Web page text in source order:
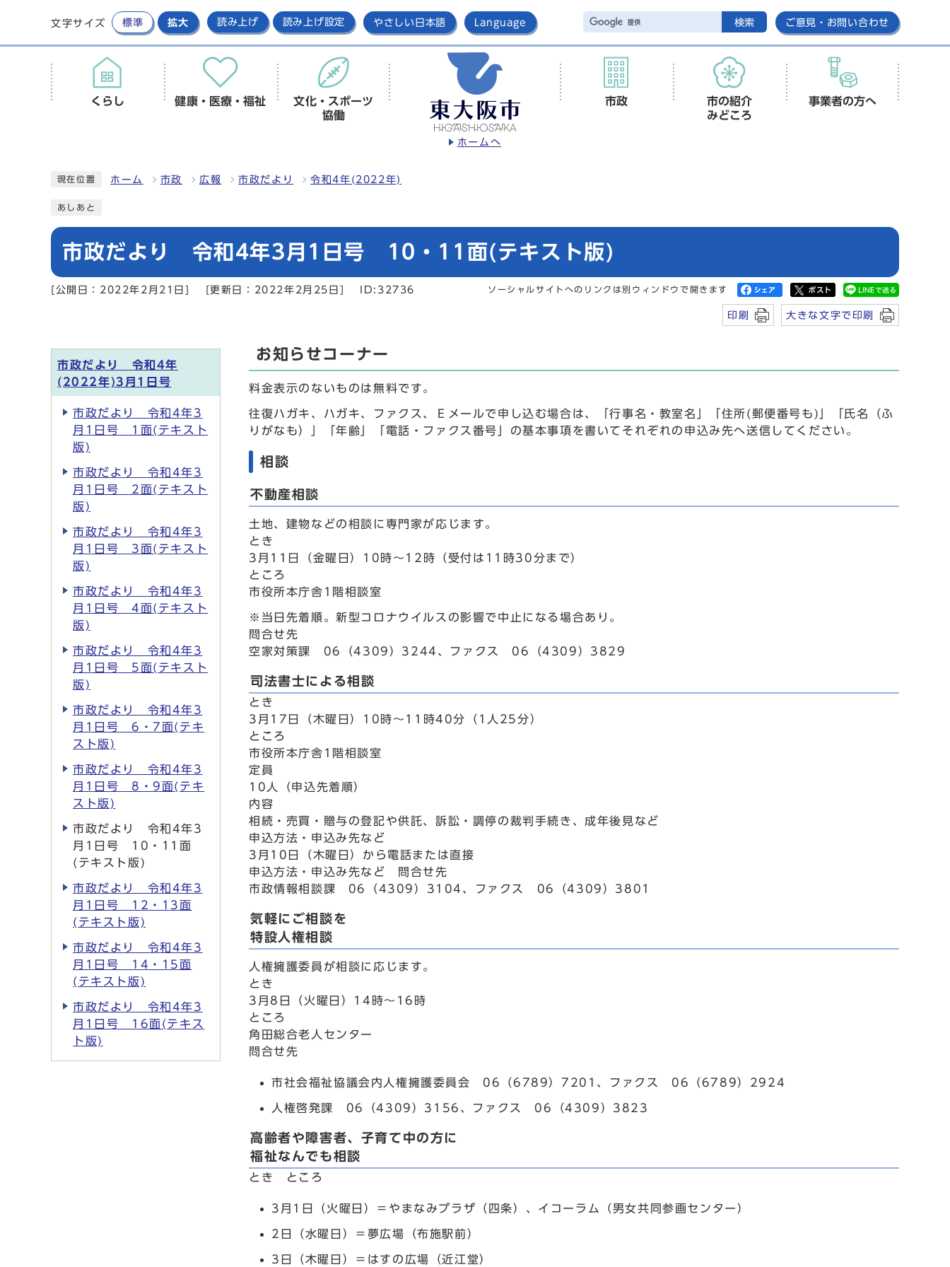
文字サイズ 標準 拡大 読み上げ 読み上げ設定 やさしい日本語 Language 検索 ご意見・お問い合わせ
ホームへ
くらし 健康・医療・福祉
文化・スポーツ
協働
市政
市の紹介
みどころ
事業者の方へ
現在位置 ホーム 市政 広報 市政だより 令和4年(2022年)
あしあと
市政だより 令和4年3月1日号 10・11面(テキスト版)
[公開日：2022年2月21日] [更新日：2022年2月25日] ID:32736 ソーシャルサイトへのリンクは別ウィンドウで開きます
印刷 大きな文字で印刷
お知らせコーナー
料金表示のないものは無料です。
往復ハガキ、ハガキ、ファクス、Ｅメールで申し込む場合は、「行事名・教室名」「住所(郵便番号も)」「氏名（ふ
りがなも）」「年齢」「電話・ファクス番号」の基本事項を書いてそれぞれの申込み先へ送信してください。
相談
不動産相談
土地、建物などの相談に専門家が応じます。
とき
3月11日（金曜日）10時～12時（受付は11時30分まで）
ところ
市役所本庁舎1階相談室
※当日先着順。新型コロナウイルスの影響で中止になる場合あり。
問合せ先
空家対策課 06（4309）3244、ファクス 06（4309）3829
司法書士による相談
とき
3月17日（木曜日）10時～11時40分（1人25分）
ところ
市役所本庁舎1階相談室
定員
10人（申込先着順）
内容
相続・売買・贈与の登記や供託、訴訟・調停の裁判手続き、成年後見など
申込方法・申込み先など
3月10日（木曜日）から電話または直接
申込方法・申込み先など 問合せ先
市政情報相談課 06（4309）3104、ファクス 06（4309）3801
気軽にご相談を
特設人権相談
人権擁護委員が相談に応じます。
とき
3月8日（火曜日）14時～16時
ところ
角田総合老人センター
問合せ先
市社会福祉協議会内人権擁護委員会 06（6789）7201、ファクス 06（6789）2924
人権啓発課 06（4309）3156、ファクス 06（4309）3823
高齢者や障害者、子育て中の方に
福祉なんでも相談
とき ところ
3月1日（火曜日）＝やまなみプラザ（四条）、イコーラム（男女共同参画センター）
2日（水曜日）＝夢広場（布施駅前）
3日（木曜日）＝はすの広場（近江堂）
市政だより 令和4年
(2022年)3月1日号
市政だより 令和4年3
月1日号 1面(テキスト
版)
市政だより 令和4年3
月1日号 2面(テキスト
版)
市政だより 令和4年3
月1日号 3面(テキスト
版)
市政だより 令和4年3
月1日号 4面(テキスト
版)
市政だより 令和4年3
月1日号 5面(テキスト
版)
市政だより 令和4年3
月1日号 6・7面(テキ
スト版)
市政だより 令和4年3
月1日号 8・9面(テキ
スト版)
市政だより 令和4年3
月1日号 10・11面
(テキスト版)
市政だより 令和4年3
月1日号 12・13面
(テキスト版)
市政だより 令和4年3
月1日号 14・15面
(テキスト版)
市政だより 令和4年3
月1日号 16面(テキス
ト版)